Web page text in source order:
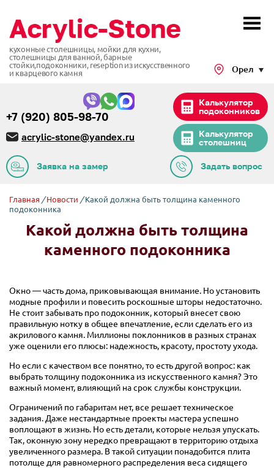
кухонные столешницы, мойки для кухни,
столешницы для ванной, барные
стойки,подоконники, reseption из искусственного
и кварцевого камня
+7 (920) 805-98-70
acrylic-stone@yandex.ru
Калькулятор
столешниц
Калькулятор
подоконников
Орел
Задать вопрос
Заявка на замер
Главная / Новости / Какой должна быть толщина каменного
подоконника
Какой должна быть толщина
каменного подоконника
Окно — часть дома, приковывающая внимание. Но установить
модные профили и повесить роскошные шторы недостаточно.
Не стоит забывать про подоконник, который внесет свою
правильную нотку в общее впечатление, если сделать его из
акрилового камня. Миллионы поклонников в разных странах
уже оценили его плюсы: надежность, красоту, простоту ухода.
Но если с качеством все понятно, то есть другой вопрос: как
выбрать толщину подоконника из искусственного камня? Это
важный момент, влияющий на срок службы конструкции.
Ограничений по габаритам нет, все решает техническое
задания. Даже нестандартные проекты мастера успешно
воплощают в жизнь. Но есть детали, которые нельзя упускать.
Так, оконную зону нередко превращают в территорию отдыха
увеличенного размера. В такой ситуации понадобится плита
потолще для равномерного распределения веса сидящего